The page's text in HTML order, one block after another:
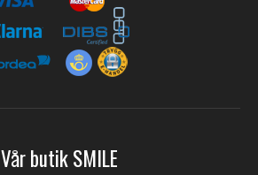
Vår butik SMILE